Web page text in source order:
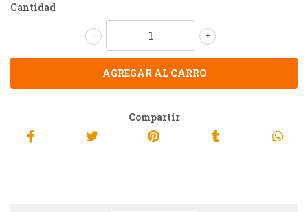
Cantidad
+
-
Compartir